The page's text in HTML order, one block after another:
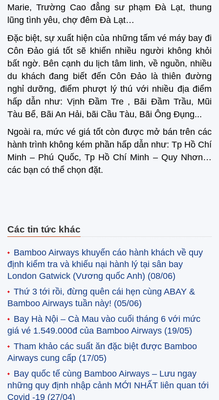
Marie, Trường Cao đẳng sư phạm Đà Lạt, thung
lũng tình yêu, chợ đêm Đà Lạt…
Đặc biệt, sự xuất hiện của những tấm vé máy bay đi
Côn Đảo giá tốt sẽ khiến nhiều người không khỏi
bất ngờ. Bên cạnh du lịch tâm linh, về nguồn, nhiều
du khách đang biết đến Côn Đảo là thiên đường
nghỉ dưỡng, điểm phượt lý thú với nhiều địa điểm
hấp dẫn như: Vịnh Đầm Tre , Bãi Đầm Trầu, Mũi
Tàu Bể, Bãi An Hải, bãi Cầu Tàu, Bãi Ông Đụng...
Ngoài ra, mức vé giá tốt còn được mở bán trên các
hành trình không kém phần hấp dẫn như: Tp Hồ Chí
Minh – Phú Quốc, Tp Hồ Chí Minh – Quy Nhơn…
các bạn có thể chọn đặt.
Các tin tức khác
Bamboo Airways khuyến cáo hành khách về quy
định kiểm tra và khiếu nại hành lý tại sân bay
London Gatwick (Vương quốc Anh) (08/06)
Thứ 3 tới rồi, đừng quên cái hẹn cùng ABAY &
Bamboo Airways tuần này! (05/06)
Bay Hà Nội – Cà Mau vào cuối tháng 6 với mức
giá vé 1.549.000đ của Bamboo Airways (19/05)
Tham khảo các suất ăn đặc biệt được Bamboo
Airways cung cấp (17/05)
Bay quốc tế cùng Bamboo Airways – Lưu ngay
những quy định nhập cảnh MỚI NHẤT liên quan tới
Covid -19 (27/04)